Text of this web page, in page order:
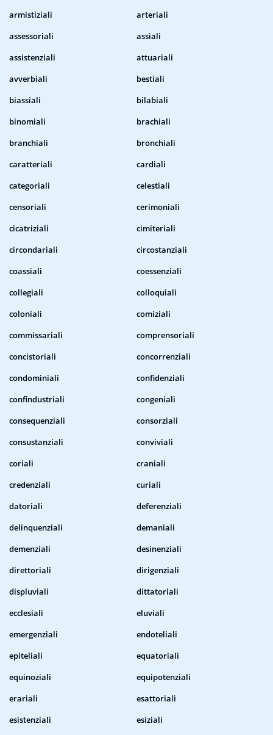
armistiziali
arteriali
assessoriali
assiali
assistenziali
attuariali
avverbiali
bestiali
biassiali
bilabiali
binomiali
brachiali
branchiali
bronchiali
caratteriali
cardiali
categoriali
celestiali
censoriali
cerimoniali
cicatriziali
cimiteriali
circondariali
circostanziali
coassiali
coessenziali
collegiali
colloquiali
coloniali
comiziali
commissariali
comprensoriali
concistoriali
concorrenziali
condominiali
confidenziali
confindustriali
congeniali
consequenziali
consorziali
consustanziali
conviviali
coriali
craniali
credenziali
curiali
datoriali
deferenziali
delinquenziali
demaniali
demenziali
desinenziali
direttoriali
dirigenziali
displuviali
dittatoriali
ecclesiali
eluviali
emergenziali
endoteliali
epiteliali
equatoriali
equinoziali
equipotenziali
erariali
esattoriali
esistenziali
esiziali